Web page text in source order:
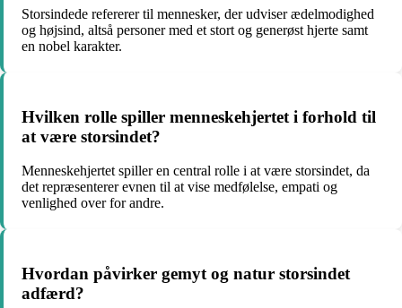
Storsindede refererer til mennesker, der udviser ædelmodighed
og højsind, altså personer med et stort og generøst hjerte samt
en nobel karakter.
Hvilken rolle spiller menneskehjertet i forhold til
at være storsindet?
Menneskehjertet spiller en central rolle i at være storsindet, da
det repræsenterer evnen til at vise medfølelse, empati og
venlighed over for andre.
Hvordan påvirker gemyt og natur storsindet
adfærd?